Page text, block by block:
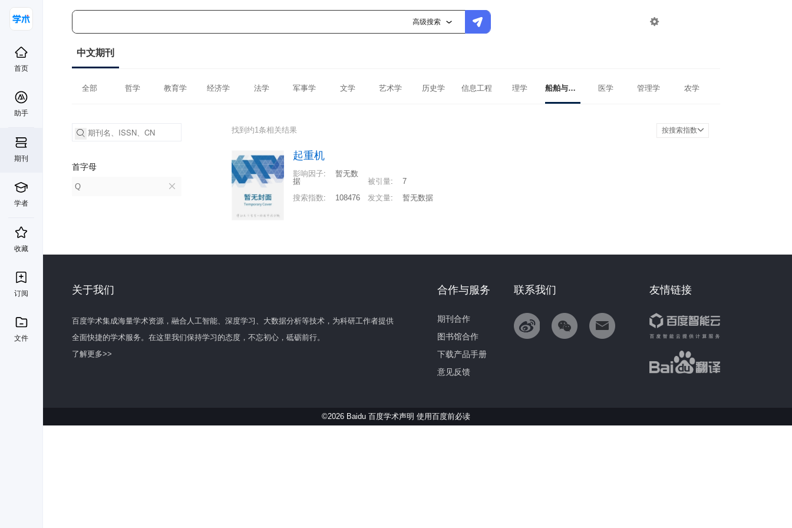
高级搜索 
首页
助手
期刊
学者
收藏
订阅
文件
中文期刊
全部 哲学 教育学 经济学 法学 军事学 文学 艺术学 历史学 信息工程 理学 船舶与海洋工程 医学 管理学 农学
首字母
Q
找到约1条相关结果 按搜索指数
起重机
影响因子:
暂无数
据
被引量:
7
搜索指数: 108476 发文量: 暂无数据
关于我们
百度学术集成海量学术资源，融合人工智能、深度学习、大数据分析等技术，为科研工作者提供
全面快捷的学术服务。在这里我们保持学习的态度，不忘初心，砥砺前行。
了解更多>>
友情链接
联系我们
合作与服务
期刊合作
图书馆合作
下载产品手册
意见反馈
©2026 Baidu 百度学术声明 使用百度前必读